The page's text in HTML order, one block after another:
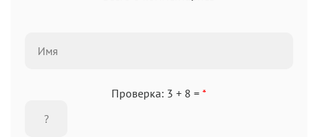
Проверка: 3 + 8 = *